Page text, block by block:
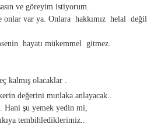
ve göreyim istiyorum.
var ya. Onlara hakkımız helal değil
hayatı mükemmel gitmez.
kalmış olacaklar .
değerini mutlaka anlayacak..
Hani şu yemek yedin mi,
tembihlediklerimiz..